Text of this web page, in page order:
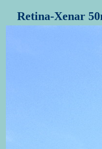
Retina-Xenar